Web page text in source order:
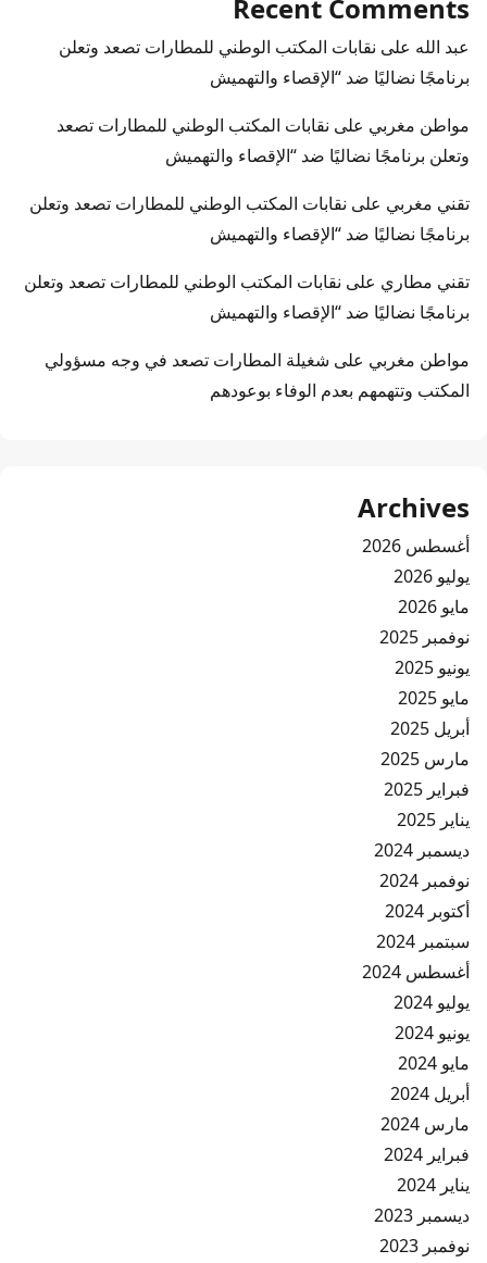
Recent Comments
عبد الله على نقابات المكتب الوطني للمطارات تصعد وتعلن
برنامجًا نضاليًا ضد “الإقصاء والتهميش
مواطن مغربي على نقابات المكتب الوطني للمطارات تصعد
وتعلن برنامجًا نضاليًا ضد “الإقصاء والتهميش
تقني مغربي على نقابات المكتب الوطني للمطارات تصعد وتعلن
برنامجًا نضاليًا ضد “الإقصاء والتهميش
تقني مطاري على نقابات المكتب الوطني للمطارات تصعد وتعلن
برنامجًا نضاليًا ضد “الإقصاء والتهميش
مواطن مغربي على شغيلة المطارات تصعد في وجه مسؤولي
المكتب وتتهمهم بعدم الوفاء بوعودهم
Archives
أغسطس 2026
يوليو 2026
مايو 2026
نوفمبر 2025
يونيو 2025
مايو 2025
أبريل 2025
مارس 2025
فبراير 2025
يناير 2025
ديسمبر 2024
نوفمبر 2024
أكتوبر 2024
سبتمبر 2024
أغسطس 2024
يوليو 2024
يونيو 2024
مايو 2024
أبريل 2024
مارس 2024
فبراير 2024
يناير 2024
ديسمبر 2023
نوفمبر 2023